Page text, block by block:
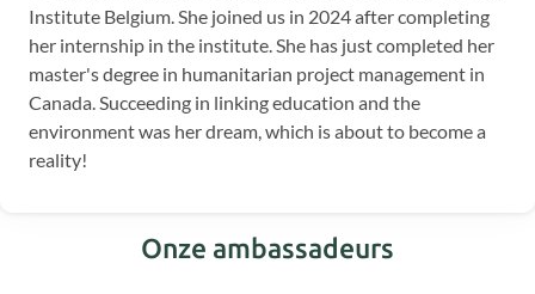
Institute Belgium. She joined us in 2024 after completing
her internship in the institute. She has just completed her
master's degree in humanitarian project management in
Canada. Succeeding in linking education and the
environment was her dream, which is about to become a
reality!
Onze ambassadeurs